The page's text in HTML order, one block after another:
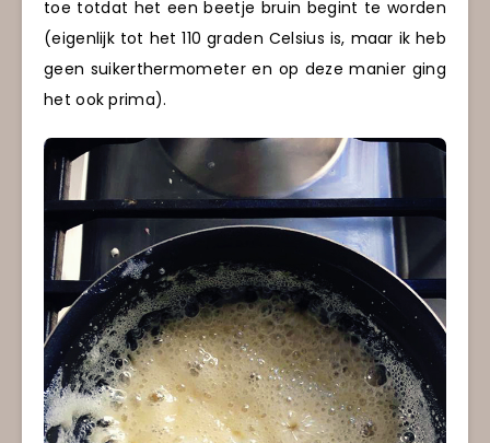
toe totdat het een beetje bruin begint te worden
(eigenlijk tot het 110 graden Celsius is, maar ik heb
geen suikerthermometer en op deze manier ging
het ook prima).